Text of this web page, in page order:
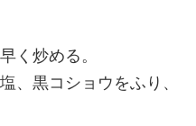
く炒める。
、黒コショウをふり、